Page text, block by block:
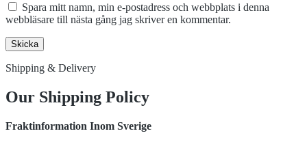
Spara mitt namn, min e-postadress och webbplats i denna
webbläsare till nästa gång jag skriver en kommentar.
Shipping & Delivery
Our Shipping Policy
Fraktinformation Inom Sverige